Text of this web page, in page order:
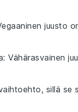
juusto
: Vähärasvainen
sillä se